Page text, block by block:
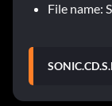
File name: